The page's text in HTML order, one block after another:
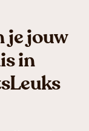
je jouw
in